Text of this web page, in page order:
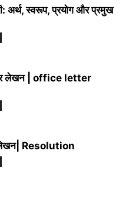
अर्थ, स्वरूप, प्रयोग और प्रमुख
लेखन | office letter
Resolution